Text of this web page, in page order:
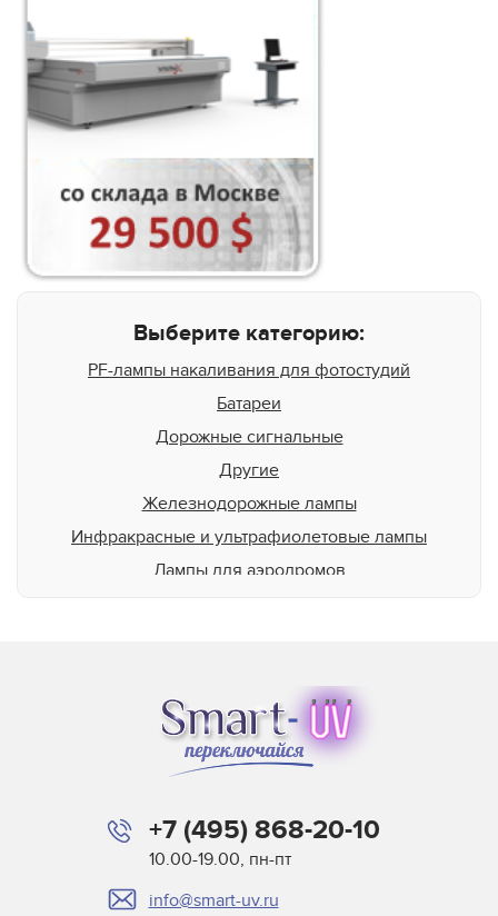
Выберите категорию:
PF-лампы накаливания для фотостудий
Батареи
Дорожные сигнальные
Другие
Железнодорожные лампы
Инфракрасные и ультрафиолетовые лампы
Лампы для аэродромов
Для теплиц
Для типографий и фотолабораторий
Лампы общего назначения
Миниатюрные лампы
Морские
Проекционные
+7 (495) 868-20-10
10.00-19.00, пн-пт
info@smart-uv.ru